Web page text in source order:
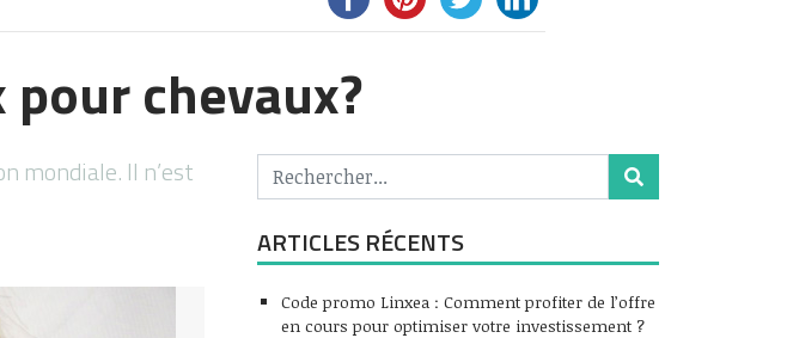
chevaux?
mondiale. Il n’est
ARTICLES RÉCENTS
Code promo Linxea : Comment profiter de l’offre
en cours pour optimiser votre investissement ?